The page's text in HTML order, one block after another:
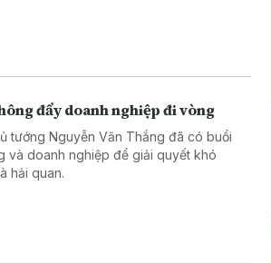
đẩy doanh nghiệp đi vòng
tướng Nguyễn Văn Thắng đã có buổi
và doanh nghiệp để giải quyết khó
hải quan.